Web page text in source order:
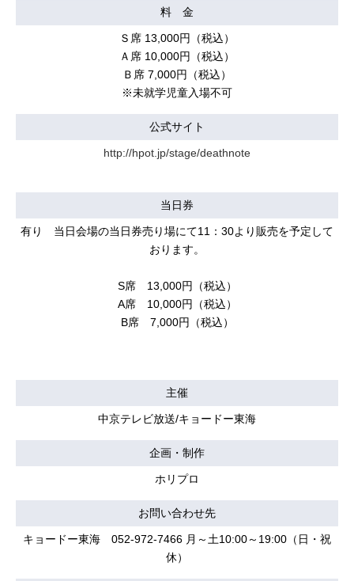
料 金
Ｓ席 13,000円（税込）
Ａ席 10,000円（税込）
Ｂ席 7,000円（税込）
※未就学児童入場不可
公式サイト
http://hpot.jp/stage/deathnote
当日券
有り 当日会場の当日券売り場にて11：30より販売を予定して
おります。
S席 13,000円（税込）
A席 10,000円（税込）
B席 7,000円（税込）
主催
中京テレビ放送/キョードー東海
企画・制作
ホリプロ
お問い合わせ先
キョードー東海 052-972-7466 月～土10:00～19:00（日・祝
休）